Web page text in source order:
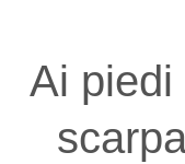
Ai piedi